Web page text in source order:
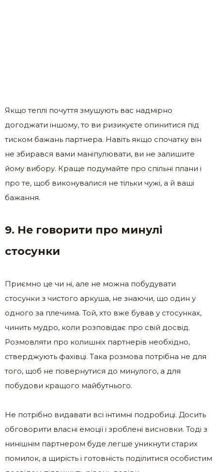
Якщо теплі почуття змушують вас надмірно
догоджати іншому, то ви ризикуєте опинитися під
тиском бажань партнера. Навіть якщо спочатку він
не збирався вами маніпулювати, ви не залишите
йому вибору. Краще подумайте про спільні плани і
про те, щоб виконувалися не тільки чужі, а й ваші
бажання.
9. Не говорити про минулі
стосунки
Приємно це чи ні, але не можна побудувати
стосунки з чистого аркуша, не знаючи, що один у
одного за плечима. Той, хто вже бував у стосунках,
чинить мудро, коли розповідає про свій досвід.
Розмовляти про колишніх партнерів необхідно,
стверджують фахівці. Така розмова потрібна не для
того, щоб не повернутися до минулого, а для
побудови кращого майбутнього.
Не потрібно видавати всі інтимні подробиці. Досить
обговорити власні емоції і зроблені висновки. Тоді з
нинішнім партнером буде легше уникнути старих
помилок, а щирість і готовність поділитися особистим